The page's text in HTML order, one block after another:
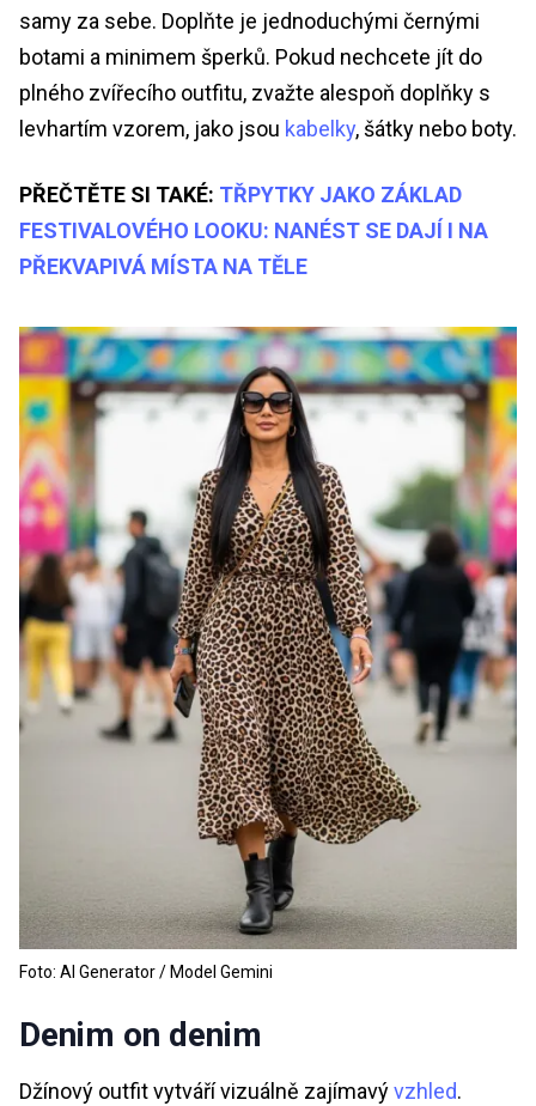
samy za sebe. Doplňte je jednoduchými černými
botami a minimem šperků. Pokud nechcete jít do
plného zvířecího outfitu, zvažte alespoň doplňky s
levhartím vzorem, jako jsou kabelky, šátky nebo boty.
PŘEČTĚTE SI TAKÉ: TŘPYTKY JAKO ZÁKLAD
FESTIVALOVÉHO LOOKU: NANÉST SE DAJÍ I NA
PŘEKVAPIVÁ MÍSTA NA TĚLE
Foto: AI Generator / Model Gemini
Denim on denim
Džínový outfit vytváří vizuálně zajímavývzhled.